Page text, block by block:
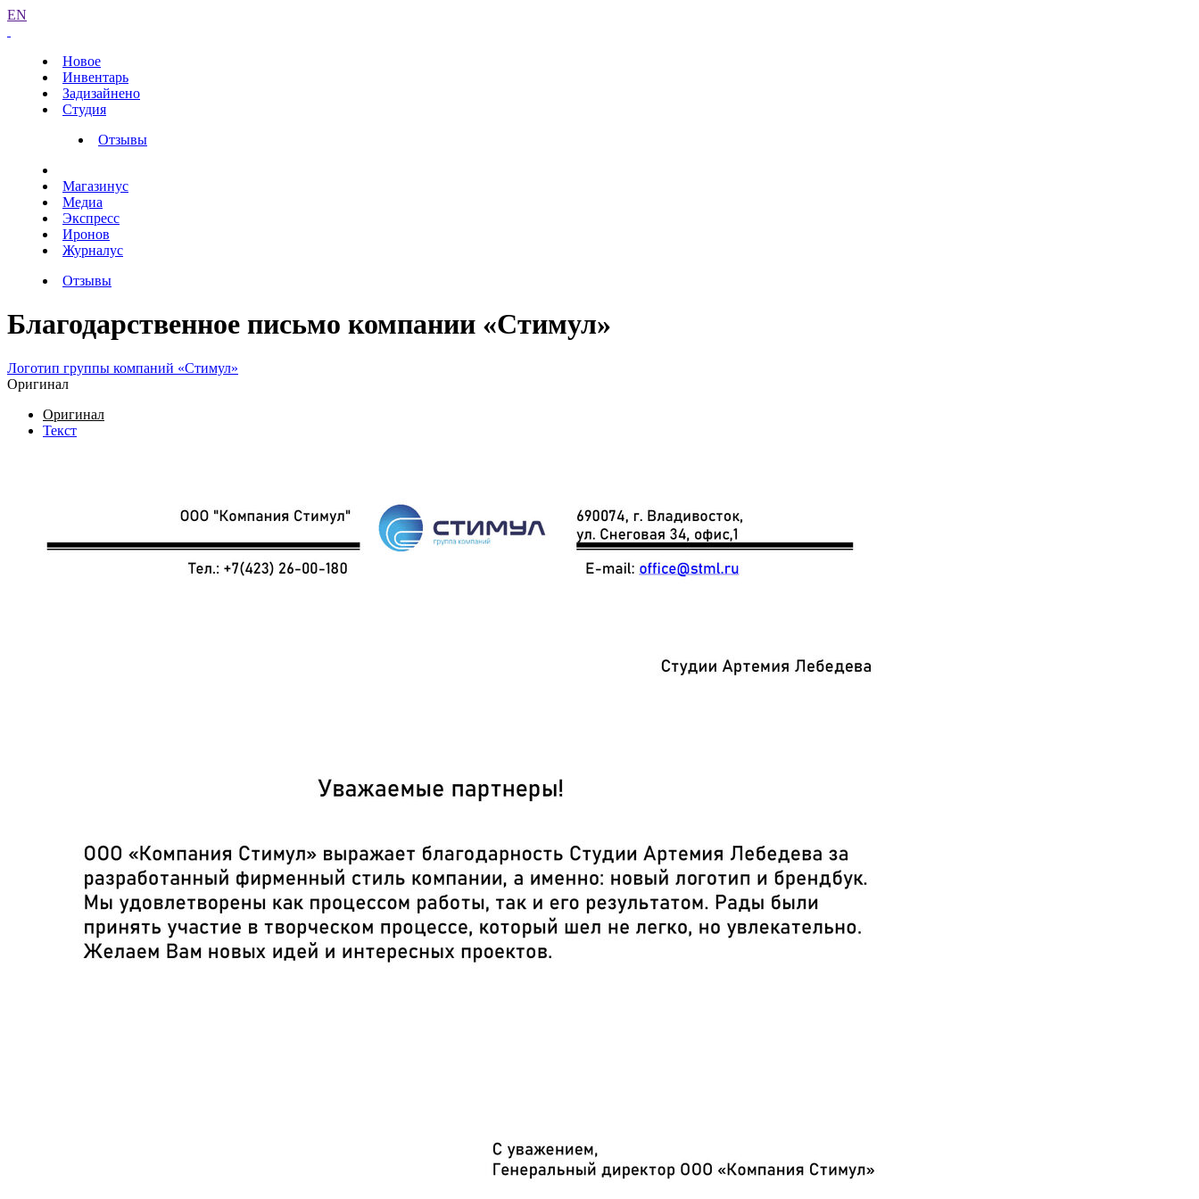
EN
Новое
Инвентарь
Задизайнено
Студия
Отзывы
Магазинус
Медиа
Экспресс
Иронов
Журналус
Отзывы
Благодарственное письмо компании «Стимул»
Логотип группы компаний «Стимул»
Оригинал
Оригинал
Текст